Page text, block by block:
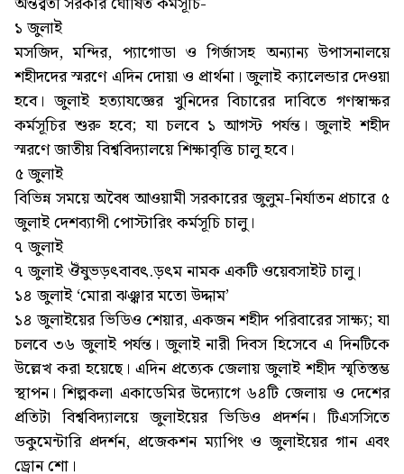
১ জুলাই
মসজিদ, মন্দির, প্যাগোডা ও গির্জাসহ অন্যান্য উপাসনালয়ে
শহীদদের স্মরণে এদিন দোয়া ও প্রার্থনা। জুলাই ক্যালেন্ডার দেওয়া
হবে। জুলাই হত্যাযজ্ঞের খুনিদের বিচারের দাবিতে গণস্বাক্ষর
কর্মসূচির শুরু হবে; যা চলবে ১ আগস্ট পর্যন্ত। জুলাই শহীদ
স্মরণে জাতীয় বিশ্ববিদ্যালয়ে শিক্ষাবৃত্তি চালু হবে।
৫ জুলাই
বিভিন্ন সময়ে অবৈধ আওয়ামী সরকারের জুলুম-নির্যাতন প্রচারে ৫
জুলাই দেশব্যাপী পোস্টারিং কর্মসূচি চালু।
৭ জুলাই
৭ জুলাই ঔঁষুভড়ৎবাবৎ.ড়ৎম নামক একটি ওয়েবসাইট চালু।
১৪ জুলাই ‘মোরা ঝঞ্ঝার মতো উদ্দাম’
১৪ জুলাইয়ের ভিডিও শেয়ার, একজন শহীদ পরিবারের সাক্ষ্য; যা
চলবে ৩৬ জুলাই পর্যন্ত। জুলাই নারী দিবস হিসেবে এ দিনটিকে
উল্লেখ করা হয়েছে। এদিন প্রত্যেক জেলায় জুলাই শহীদ স্মৃতিস্তম্ভ
স্থাপন। শিল্পকলা একাডেমির উদ্যোগে ৬৪টি জেলায় ও দেশের
প্রতিটা বিশ্ববিদ্যালয়ে জুলাইয়ের ভিডিও প্রদর্শন। টিএসসিতে
ডকুমেন্টারি প্রদর্শন, প্রজেকশন ম্যাপিং ও জুলাইয়ের গান এবং
ড্রোন শো।